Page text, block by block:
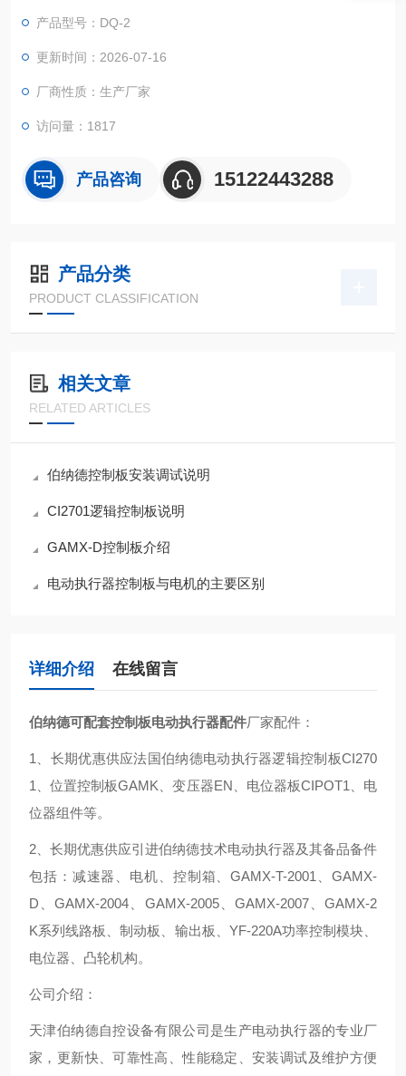
产品型号：DQ-2
更新时间：2026-07-16
厂商性质：生产厂家
访问量：1817
产品咨询 15122443288
产品分类
PRODUCT CLASSIFICATION
相关文章
RELATED ARTICLES
伯纳德控制板安装调试说明
CI2701逻辑控制板说明
GAMX-D控制板介绍
电动执行器控制板与电机的主要区别
详细介绍 在线留言
伯纳德可配套控制板电动执行器配件厂家配件：
1、长期优惠供应法国伯纳德电动执行器逻辑控制板CI270
1、位置控制板GAMK、变压器EN、电位器板CIPOT1、电
位器组件等。
2、长期优惠供应引进伯纳德技术电动执行器及其备品备件
包括：减速器、电机、控制箱、GAMX-T-2001、GAMX-
D、GAMX-2004、GAMX-2005、GAMX-2007、GAMX-2
K系列线路板、制动板、输出板、YF-220A功率控制模块、
电位器、凸轮机构。
公司介绍：
天津伯纳德自控设备有限公司是生产电动执行器的专业厂
家，更新快、可靠性高、性能稳定、安装调试及维护方便